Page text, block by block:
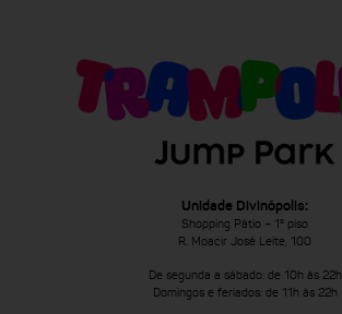
Unidade Divinópolis:
Shopping Pátio – 1º piso
R. Moacir José Leite, 100
De segunda a sábado: de 10h às 22h
Domingos e feriados: de 11h às 22h